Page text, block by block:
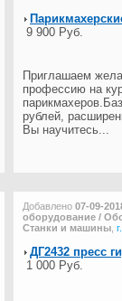
9 900 Руб.
Приглашаем
профессию на
рублей,
Вы научитесь...
Добавлено 07-09-
оборудование /
Станки и машины
ДГ2432 пресс
1 000 Руб.